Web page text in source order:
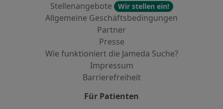
Stellenangebote
Wir stellen ein!
Allgemeine Geschäftsbedingungen
Partner
Presse
Wie funktioniert die Jameda Suche?
Impressum
Barrierefreiheit
Für Patienten